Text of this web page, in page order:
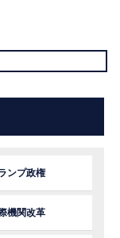
ンプ政権
機関改革